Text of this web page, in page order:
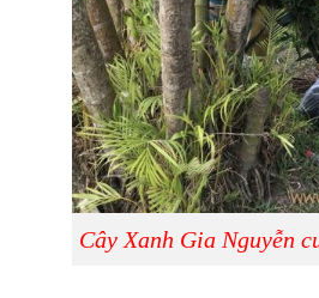
Cây Xanh Gia Nguyễn